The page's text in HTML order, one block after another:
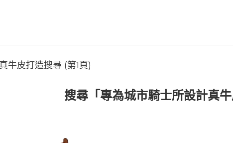
牛皮打造搜尋 (第1頁)
搜尋「專為城市騎士所設計真